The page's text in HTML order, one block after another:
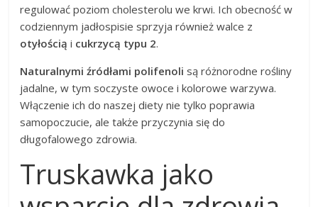
regulować poziom cholesterolu we krwi. Ich obecność w
codziennym jadłospisie sprzyja również walce z
otyłością i cukrzycą typu 2.
Naturalnymi źródłami polifenoli są różnorodne rośliny
jadalne, w tym soczyste owoce i kolorowe warzywa.
Włączenie ich do naszej diety nie tylko poprawia
samopoczucie, ale także przyczynia się do
długofalowego zdrowia.
Truskawka jako